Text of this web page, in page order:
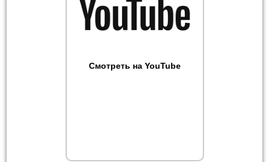
Смотреть на YouTube